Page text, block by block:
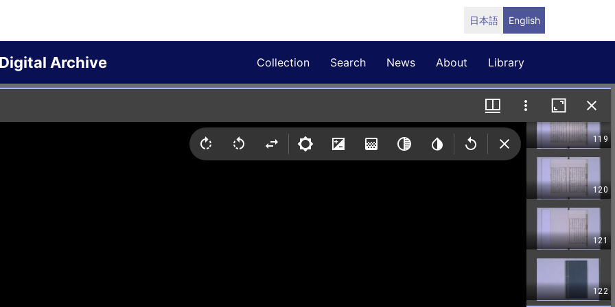
日本語 English
Archive Collection Search News About Library